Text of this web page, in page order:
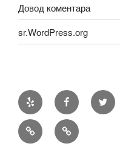
Довод коментара
sr.WordPress.org
Yelp FacebookTwitter
Priče
Spicy
preporuka